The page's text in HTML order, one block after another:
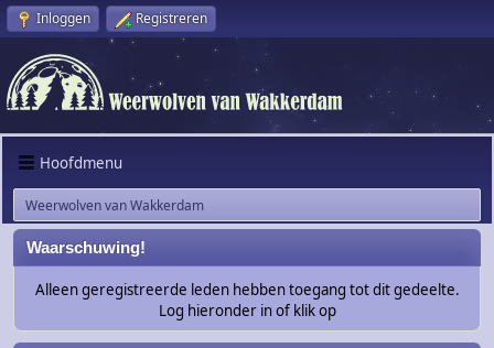
Inloggen Registreren
Hoofdmenu
Weerwolven van Wakkerdam
Waarschuwing!
Alleen geregistreerde leden hebben toegang tot dit gedeelte.
Log hieronder in of klik op